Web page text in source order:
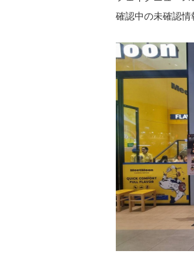
確認中の未確認情